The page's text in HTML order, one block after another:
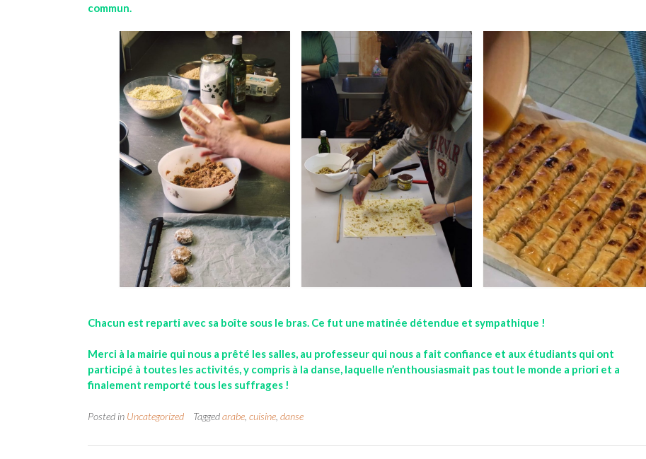
commun.
Chacun est reparti avec sa boîte sous le bras. Ce fut une matinée détendue et sympathique !
Merci à la mairie qui nous a prêté les salles, au professeur qui nous a fait confiance et aux étudiants qui ont
participé à toutes les activités, y compris à la danse, laquelle n’enthousiasmait pas tout le monde a priori et a
finalement remporté tous les suffrages !
Posted in Uncategorized Taggedarabe cuisine danse